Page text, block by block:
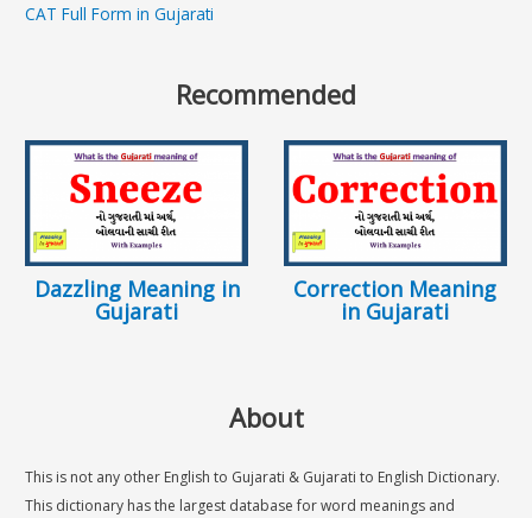
CAT Full Form in Gujarati
Recommended
Dazzling Meaning in
Gujarati
Correction Meaning
in Gujarati
About
This is not any other English to Gujarati & Gujarati to English Dictionary.
This dictionary has the largest database for word meanings and